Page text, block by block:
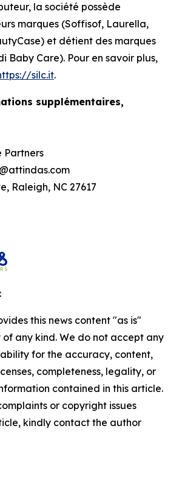
la société possède
marques (Soffisof, Laurella,
et détient des marques
Baby Care). Pour en savoir plus,
silc.it.
supplémentaires,
Partners
Raleigh, NC 27617
this news content "as is"
any kind. We do not accept any
for the accuracy, content,
completeness, legality, or
contained in this article.
or copyright issues
kindly contact the author